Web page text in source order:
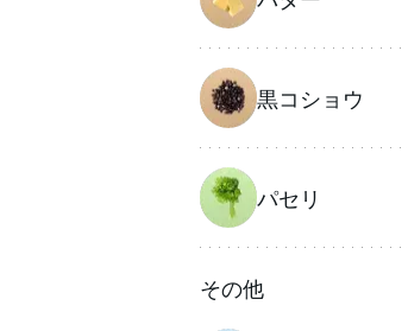
黒コショウ
パセリ
その他